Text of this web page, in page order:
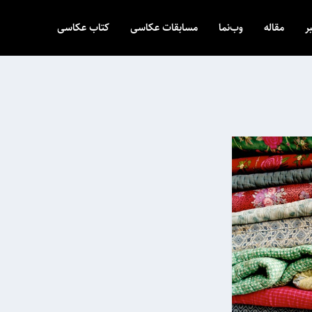
مقاله وب‌نما مسابقات عکاسی کتاب عکاسی